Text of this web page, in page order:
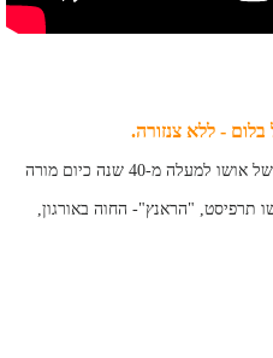
- ללא צנזורה.
שיחה עם מא אננד סמבביה, תלמידתו של אושו למעלה מ-40 שנה כיום מורה
תרפיסט, "הראנץ"- החוה באורגון,